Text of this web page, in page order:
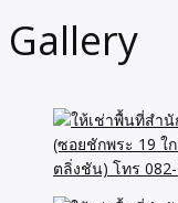
Gallery